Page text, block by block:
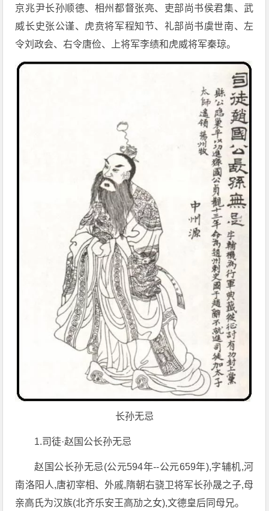
京兆尹长孙顺德、相州都督张亮、吏部尚书侯君集、武
威长史张公谨、虎贲将军程知节、礼部尚书虞世南、左
令刘政会、右令唐俭、上将军李绩和虎威将军秦琼。
长孙无忌
1.司徒·赵国公长孙无忌
赵国公长孙无忌(公元594年--公元659年),字辅机,河
南洛阳人,唐初宰相、外戚,隋朝右骁卫将军长孙晟之子,母
亲高氏为汉族(北齐乐安王高劢之女),文德皇后同母兄。